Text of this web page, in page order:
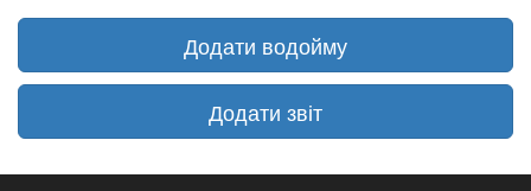
Додати водойму
Додати звіт